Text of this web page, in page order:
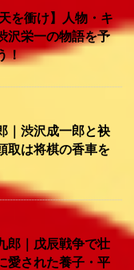
を衝け】人物・キ
沢栄一の物語を予
！
｜渋沢成一郎と袂
取は将棋の香車を
郎｜戊辰戦争で壮
愛された養子・平